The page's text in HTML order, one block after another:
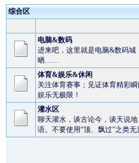
综合区
电脑&数码
进来吧，这里就是电脑&数码
晒……
体育&娱乐&休闲
关注体育赛事；见证体育精彩
娱乐无极限！
灌水区
聊天灌水，谈古论今，谈天说
语。不要使用“顶、飘过”之类无